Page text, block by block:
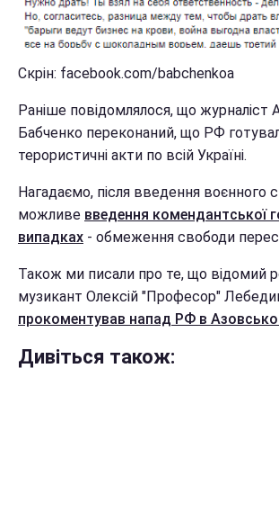
Скрін: facebook.com/babchenkoa
Раніше повідомлялося, що журналіст
Бабченко переконаний, що РФ
терористичні акти по всій Україні.
Нагадаємо, після введення воєнного
можливе введення комендантської
випадках - обмеження свободи
Також ми писали про те, що відомий
музикант Олексій "Професор"
прокоментував напад РФ в
Дивіться також: